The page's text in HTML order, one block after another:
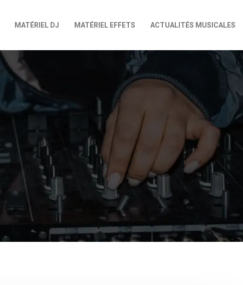
MATÉRIEL DJ MATÉRIEL EFFETS ACTUALITÉS MUSICALES